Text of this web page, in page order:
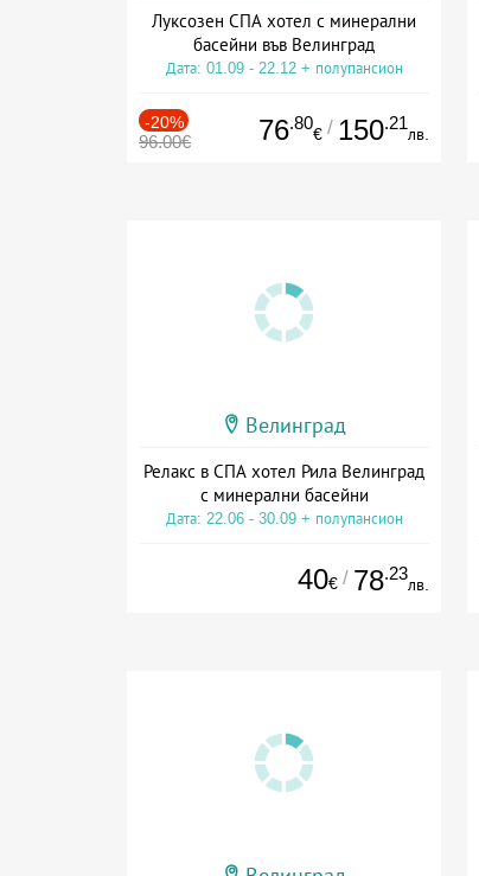
Луксозен СПА хотел с минерални
басейни във Велинград
Дата: 01.09 - 22.12 + полупансион
-20%
96.00€ 76.80
€ / 150.21
лв.
Велинград
Релакс в СПА хотел Рила Велинград
с минерални басейни
Дата: 22.06 - 30.09 + полупансион
40€ / 78.23
лв.